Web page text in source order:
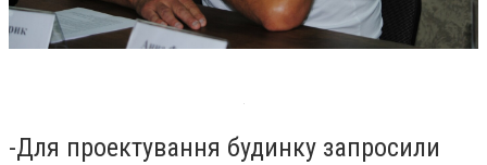
-Для проектування будинку запросили